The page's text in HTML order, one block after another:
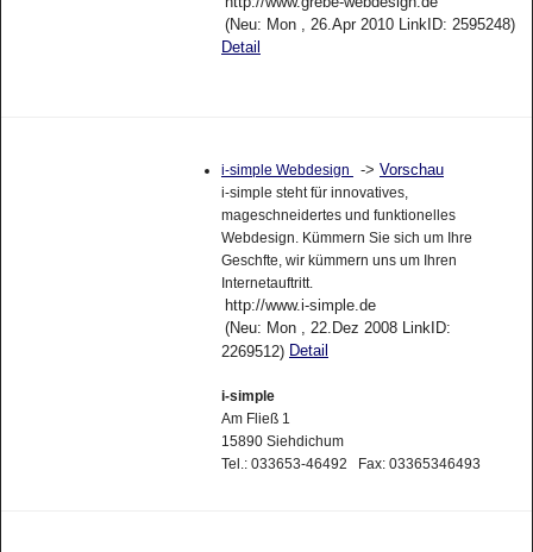
(Neu: Mon , 26.Apr 2010 LinkID: 2595248)
Detail
i-simple Webdesign -> Vorschau
i-simple steht für innovatives,
mageschneidertes und funktionelles
Webdesign. Kümmern Sie sich um Ihre
Geschfte, wir kümmern uns um Ihren
Internetauftritt.
http://www.i-simple.de
(Neu: Mon , 22.Dez 2008 LinkID:
2269512) Detail
i-simple
Am Fließ 1
15890 Siehdichum
Tel.: 033653-46492 Fax: 03365346493